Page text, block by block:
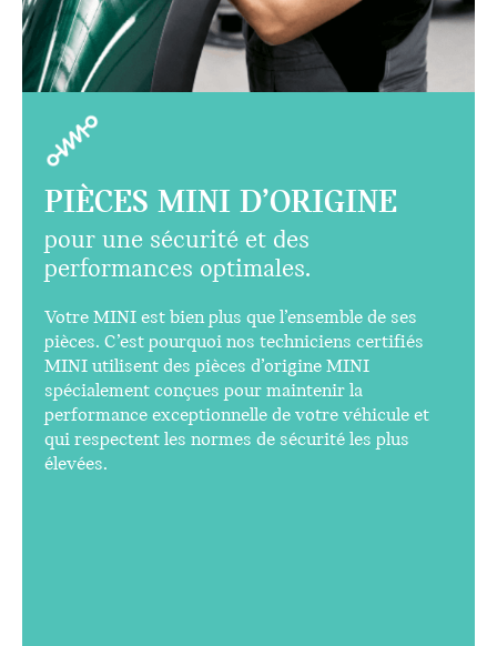
PIÈCES MINI D’ORIGINE
pour une sécurité et des
performances optimales.
Votre MINI est bien plus que l’ensemble de ses
pièces. C’est pourquoi nos techniciens certifiés
MINI utilisent des pièces d’origine MINI
spécialement conçues pour maintenir la
performance exceptionnelle de votre véhicule et
qui respectent les normes de sécurité les plus
élevées.